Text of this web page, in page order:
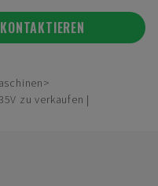
zu verkaufen |